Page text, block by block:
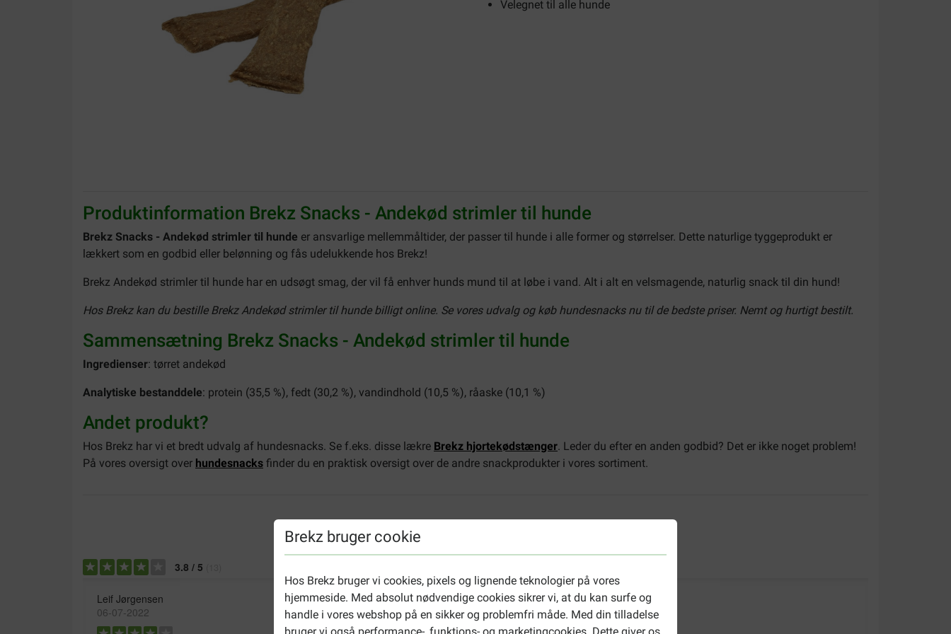
Brekz bruger cookie
Hos Brekz bruger vi cookies, pixels og lignende teknologier på vores
hjemmeside. Med absolut nødvendige cookies sikrer vi, at du kan surfe og
handle i vores webshop på en sikker og problemfri måde. Med din tilladelse
Velegnet til alle hunde
Produktinformation Brekz Snacks - Andekød strimler til hunde
Brekz Snacks - Andekød strimler til hunde er ansvarlige mellemmåltider, der passer til hunde i alle former og størrelser. Dette naturlige tyggeprodukt er
lækkert som en godbid eller belønning og fås udelukkende hos Brekz!
Brekz Andekød strimler til hunde har en udsøgt smag, der vil få enhver hunds mund til at løbe i vand. Alt i alt en velsmagende, naturlig snack til din hund!
Hos Brekz kan du bestille Brekz Andekød strimler til hunde billigt online. Se vores udvalg og køb hundesnacks nu til de bedste priser. Nemt og hurtigt bestilt.
Sammensætning Brekz Snacks - Andekød strimler til hunde
Ingredienser: tørret andekød
Analytiske bestanddele: protein (35,5 %), fedt (30,2 %), vandindhold (10,5 %), råaske (10,1 %)
Andet produkt?
Hos Brekz har vi et bredt udvalg af hundesnacks. Se f.eks. disse lækre Brekz hjortekødstænger. Leder du efter en anden godbid? Det er ikke noget problem!
På vores oversigt over hundesnacks finder du en praktisk oversigt over de andre snackprodukter i vores sortiment.
3.8 / 5
Leif Jørgensen
06-07-2022
Yvon Stappers
11-05-2026